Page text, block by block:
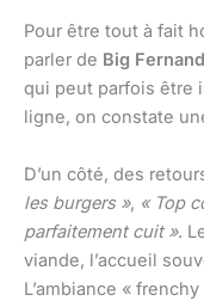
Pour être tout à fait
parler de Big Fernand
qui peut parfois être
ligne, on constate
D’un côté, des
les burgers », « Top
parfaitement cuit ».
viande, l’accueil
L’ambiance «